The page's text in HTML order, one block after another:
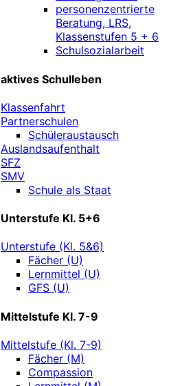
personenzentrierte
Beratung, LRS,
Klassenstufen 5 + 6
Schulsozialarbeit
aktives Schulleben
Klassenfahrt
Partnerschulen
Schüleraustausch
Auslandsaufenthalt
SFZ
SMV
Schule als Staat
Unterstufe Kl. 5+6
Unterstufe (Kl. 5&6)
Fächer (U)
Lernmittel (U)
GFS (U)
Mittelstufe Kl. 7-9
Mittelstufe (Kl. 7-9)
Fächer (M)
Compassion